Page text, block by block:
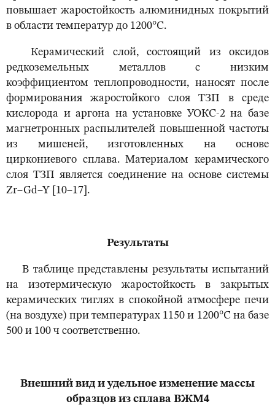
повышает жаростойкость алюминидных покрытий
в области температур до 1200°С.
Керамический слой, состоящий из оксидов
редкоземельных металлов с низким
коэффициентом теплопроводности, наносят после
формирования жаростойкого слоя ТЗП в среде
кислорода и аргона на установке УОКС-2 на базе
магнетронных распылителей повышенной частоты
из мишеней, изготовленных на основе
циркониевого сплава. Материалом керамического
слоя ТЗП является соединение на основе системы
Zr–Gd–Y [10–17].
Результаты
В таблице представлены результаты испытаний
на изотермическую жаростойкость в закрытых
керамических тиглях в спокойной атмосфере печи
(на воздухе) при температурах 1150 и 1200°С на базе
500 и 100 ч соответственно.
Внешний вид и удельное изменение массы
образцов из сплава ВЖМ4